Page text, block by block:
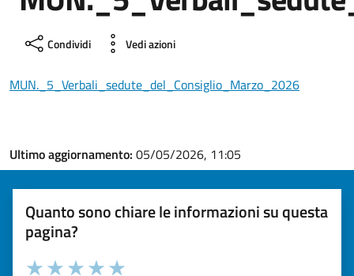
Condividi Vedi azioni
MUN._5_Verbali_sedute_del_Consiglio_Marzo_2026
Ultimo aggiornamento: 05/05/2026, 11:05
Quanto sono chiare le informazioni su questa
pagina?
Valuta la chiarezza delle informazioni (da 1 a 5 stelle)
Seleziona il numero di stelle per valutare la chiarezza delle